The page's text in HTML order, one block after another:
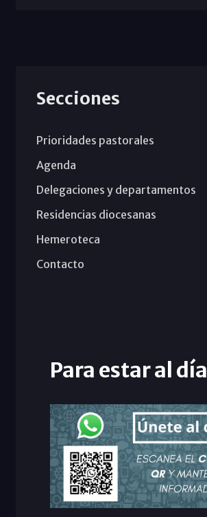
Secciones
Prioridades pastorales
Agenda
Delegaciones y departamentos
Residencias diocesanas
Hemeroteca
Contacto
Para estar al día